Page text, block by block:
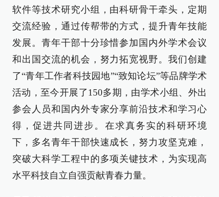
软件等技术研究小组，由科研骨干牵头，定期
交流经验，通过传帮带的方式，提升青年技能
发展。青年干部十分珍惜参加国内外学术会议
和出国交流的机会，努力拓宽视野。我们创建
了“青年工作者科技园地”“致知论坛”等品牌学术
活动，至今开展了150多期，由学术小组、外出
参会人员和国内外专家分享前沿技术和学习心
得，促进共同进步。在求真务实的科研环境
下，多名青年干部快速成长，努力攻坚克难，
突破大科学工程中的多项关键技术，为实现高
水平科技自立自强贡献青春力量。